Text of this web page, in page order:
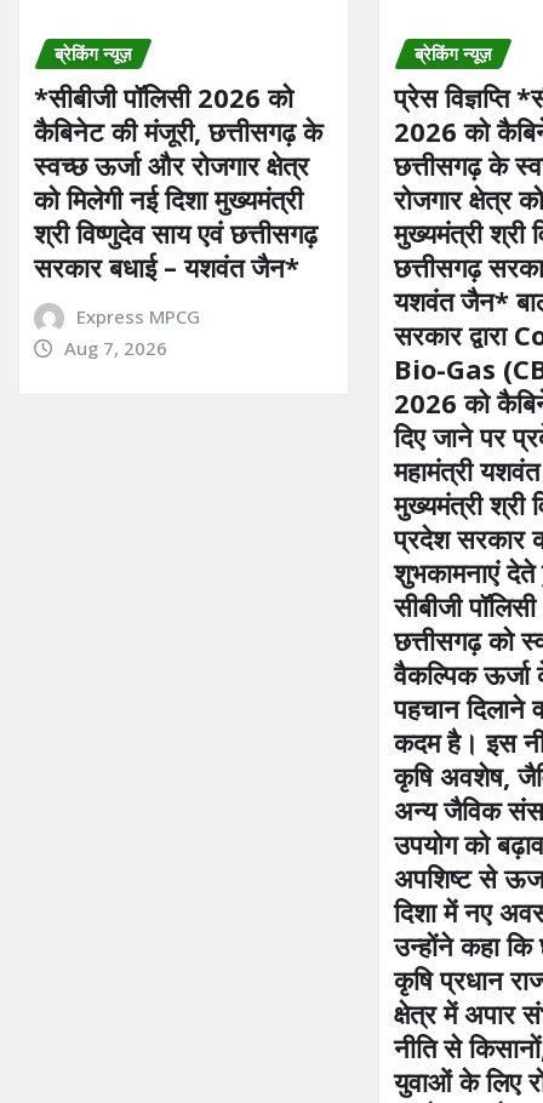
ब्रेकिंग न्यूज़
*सीबीजी पॉलिसी 2026 को
कैबिनेट की मंजूरी, छत्तीसगढ़ के
स्वच्छ ऊर्जा और रोजगार क्षेत्र
को मिलेगी नई दिशा मुख्यमंत्री
श्री विष्णुदेव साय एवं छत्तीसगढ़
सरकार बधाई – यशवंत जैन*
Express MPCG
Aug 7, 2026
ब्रेकिंग न्यूज़
प्रेस विज्ञप्ति
2026 को
छत्तीसगढ़ के
रोजगार क्षेत्र
मुख्यमंत्री श्री
छत्तीसगढ़
यशवंत जैन*
सरकार
Bio-Gas
2026 को
दिए जाने पर
महामंत्री
मुख्यमंत्री श्री
प्रदेश सरकार
शुभकामनाएं देते
सीबीजी
छत्तीसगढ़ को
वैकल्पिक ऊर्जा
पहचान दिलाने
कदम है। इस
कृषि अवशेष,
अन्य जैविक
उपयोग को
अपशिष्ट से
दिशा में नए
उन्होंने कहा
कृषि प्रधान
क्षेत्र में अपार
नीति से
युवाओं के लिए